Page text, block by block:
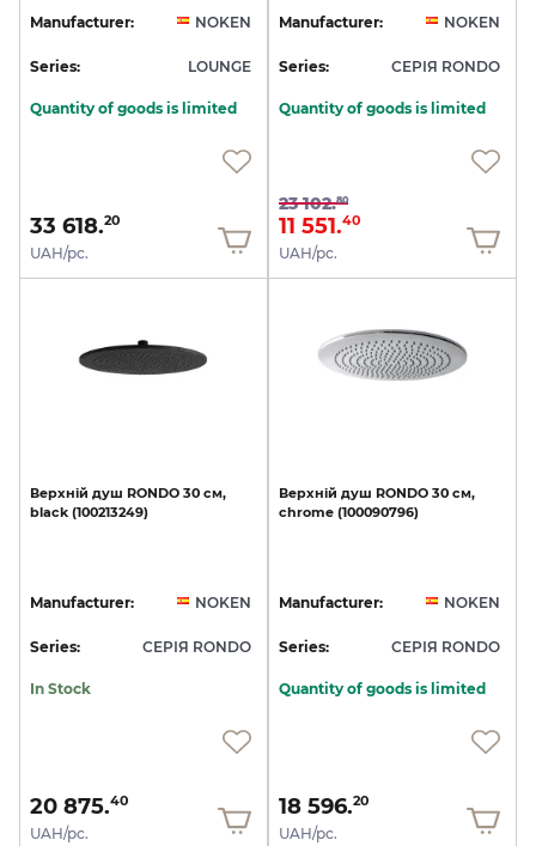
Manufacturer: NOKEN
Series: LOUNGE
Quantity of goods is limited
33 618.20
UAH/pc.
Manufacturer: NOKEN
Series: СЕРІЯ RONDO
Quantity of goods is limited
23 102.80
11 551.40
UAH/pc.
Верхній душ RONDO 30 см,
black (100213249)
Manufacturer: NOKEN
Series: СЕРІЯ RONDO
In Stock
20 875.40
UAH/pc.
Верхній душ RONDO 30 см,
chrome (100090796)
Manufacturer: NOKEN
Series: СЕРІЯ RONDO
Quantity of goods is limited
18 596.20
UAH/pc.